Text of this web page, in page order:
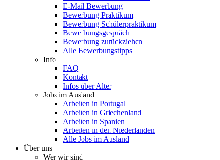
E-Mail Bewerbung
Bewerbung Praktikum
Bewerbung Schülerpraktikum
Bewerbungsgespräch
Bewerbung zurückziehen
Alle Bewerbungstipps
Info
FAQ
Kontakt
Infos über Alter
Jobs im Ausland
Arbeiten in Portugal
Arbeiten in Griechenland
Arbeiten in Spanien
Arbeiten in den Niederlanden
Alle Jobs im Ausland
Über uns
Wer wir sind